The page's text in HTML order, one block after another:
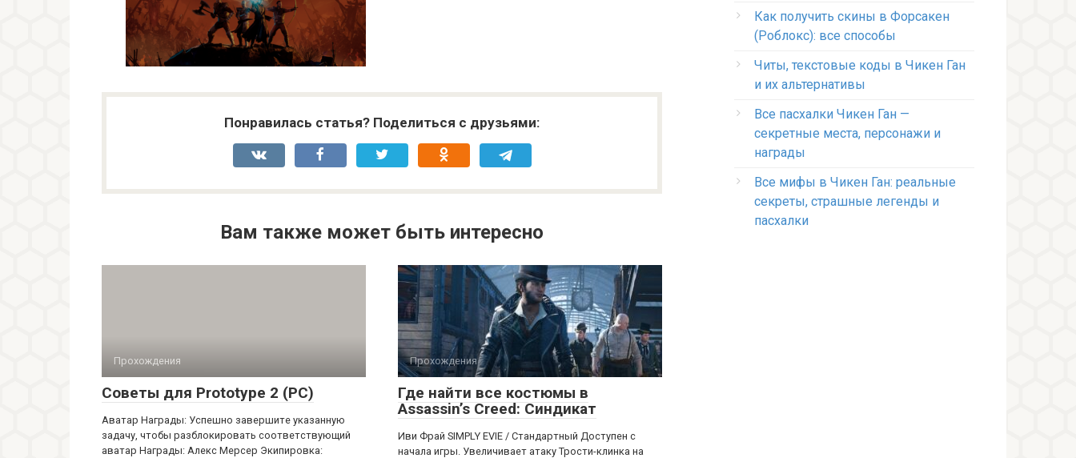
Понравилась статья? Поделиться с друзьями:
Вам также может быть интересно
Прохождения
Советы для Prototype 2 (PC)
Аватар Награды: Успешно завершите указанную
задачу, чтобы разблокировать соответствующий
аватар Награды: Алекс Мерсер Экипировка:
Прохождения
Где найти все костюмы в
Assassin’s Creed: Синдикат
Иви Фрай SIMPLY EVIE / Стандартный Доступен с
начала игры. Увеличивает атаку Трости-клинка на
Как получить скины в Форсакен
(Роблокс): все способы
Читы, текстовые коды в Чикен Ган
и их альтернативы
Все пасхалки Чикен Ган —
секретные места, персонажи и
награды
Все мифы в Чикен Ган: реальные
секреты, страшные легенды и
пасхалки